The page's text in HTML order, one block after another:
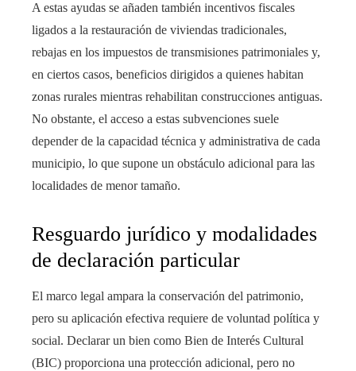
A estas ayudas se añaden también incentivos fiscales
ligados a la restauración de viviendas tradicionales,
rebajas en los impuestos de transmisiones patrimoniales y,
en ciertos casos, beneficios dirigidos a quienes habitan
zonas rurales mientras rehabilitan construcciones antiguas.
No obstante, el acceso a estas subvenciones suele
depender de la capacidad técnica y administrativa de cada
municipio, lo que supone un obstáculo adicional para las
localidades de menor tamaño.
Resguardo jurídico y modalidades
de declaración particular
El marco legal ampara la conservación del patrimonio,
pero su aplicación efectiva requiere de voluntad política y
social. Declarar un bien como Bien de Interés Cultural
(BIC) proporciona una protección adicional, pero no